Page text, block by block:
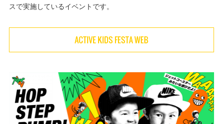
スで実施しているイベントです。
ACTIVE KIDS FESTA WEB